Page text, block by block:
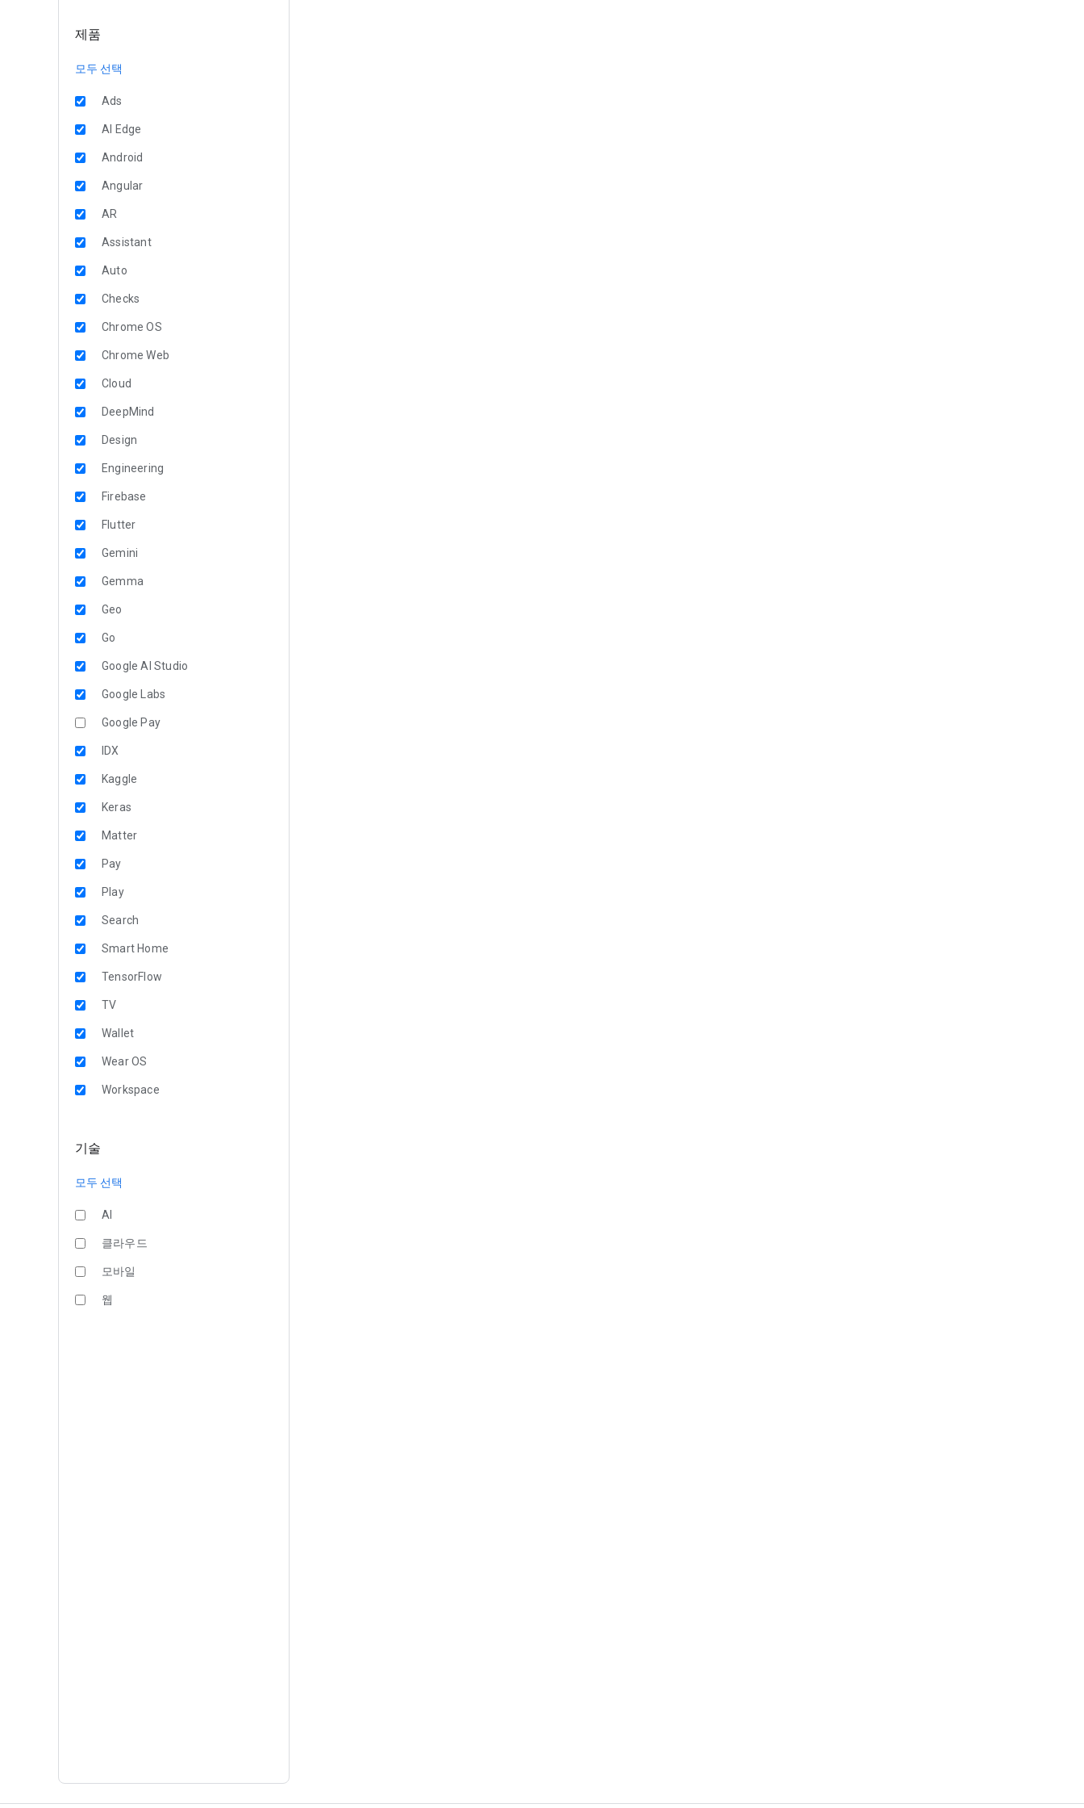
제품
모두 선택
Ads
AI Edge
Android
Angular
AR
Assistant
Auto
Checks
Chrome OS
Chrome Web
Cloud
DeepMind
Design
Engineering
Firebase
Flutter
Gemini
Gemma
Geo
Go
Google AI Studio
Google Labs
Google Pay
IDX
Kaggle
Keras
Matter
Pay
Play
Search
Smart Home
TensorFlow
TV
Wallet
Wear OS
Workspace
기술
모두 선택
AI
클라우드
모바일
웹